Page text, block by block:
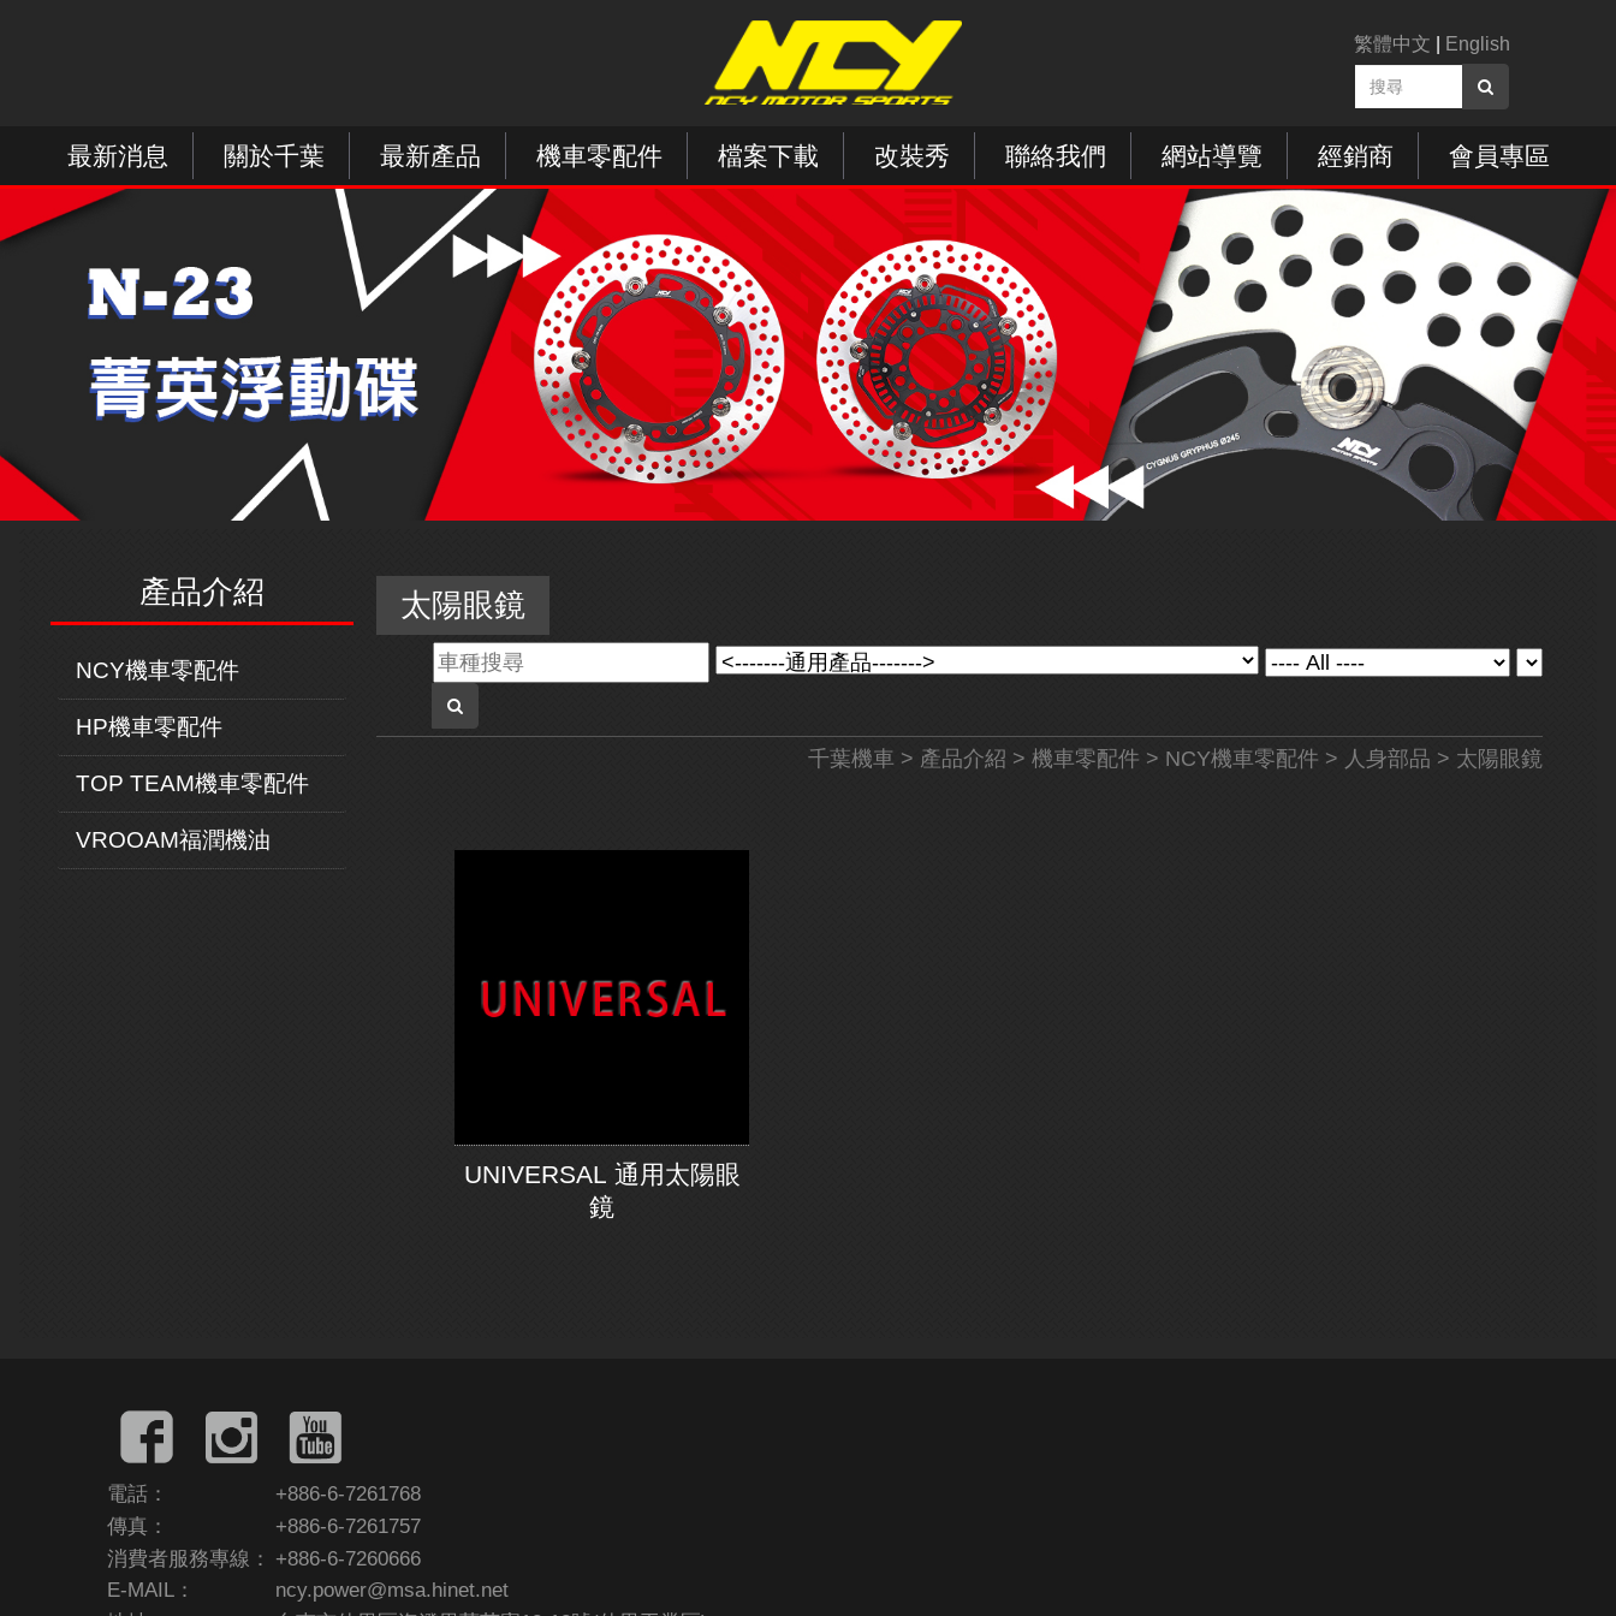
繁體中文 English
最新消息 關於千葉 最新產品 機車零配件 檔案下載 改裝秀 聯絡我們 網站導覽 經銷商 會員專區
產品介紹
NCY機車零配件
HP機車零配件
TOP TEAM機車零配件
VROOAM福潤機油
太陽眼鏡
千葉機車 > 產品介紹 > 機車零配件 > NCY機車零配件 > 人身部品 > 太陽眼鏡
UNIVERSAL 通用太陽眼
鏡
電話：
+886-6-7261768
傳真：
+886-6-7261757
消費者服務專線：
+886-6-7260666
E-MAIL：
ncy.power@msa.hinet.net